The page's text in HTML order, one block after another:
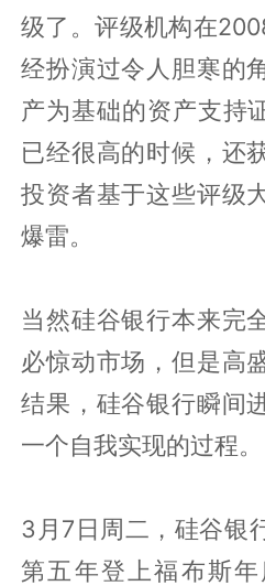
级了。评级机构在
经扮演过令人胆寒的
产为基础的资产支持
已经很高的时候，还
投资者基于这些评级
爆雷。
当然硅谷银行本来完
必惊动市场，但是高
结果，硅谷银行瞬间
一个自我实现的过程。
3月7日周二，硅谷银
第五年登上福布斯